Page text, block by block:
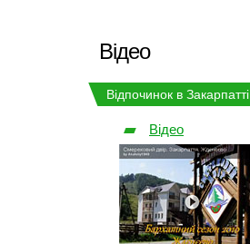
Відео
Відпочинок в Закарпатті
Відео